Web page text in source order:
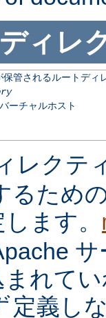
ディレ
管されるルートディ
ーチャルホスト
レクテ
るため
ます。
れて
定義し